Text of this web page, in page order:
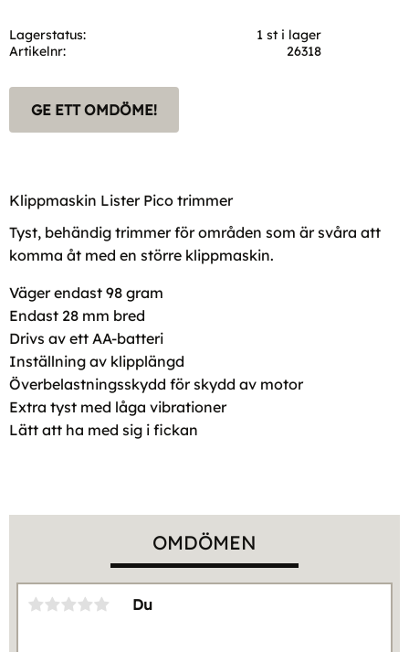
Lagerstatus
1 st i lager
Artikelnr
26318
GE ETT OMDÖME!
Klippmaskin Lister Pico trimmer
Tyst, behändig trimmer för områden som är svåra att
komma åt med en större klippmaskin.
Väger endast 98 gram
Endast 28 mm bred
Drivs av ett AA-batteri
Inställning av klipplängd
Överbelastningsskydd för skydd av motor
Extra tyst med låga vibrationer
Lätt att ha med sig i fickan
OMDÖMEN
Du